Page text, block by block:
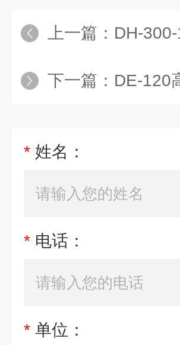
上一篇： DH-
下一篇： DE-120
* 姓名：
* 电话：
* 单位：